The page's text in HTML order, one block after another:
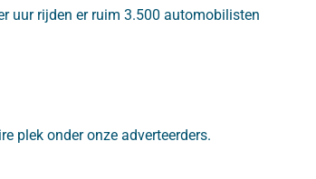
uur rijden er ruim 3.500 automobilisten
plek onder onze adverteerders.